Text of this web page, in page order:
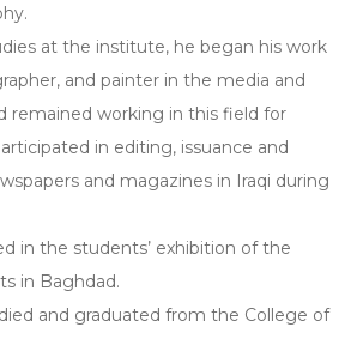
at the institute, he began his work
and painter in the media and
remained working in this field for
in editing, issuance and
and magazines in Iraqi during
in the students’ exhibition of the
in Baghdad.
and graduated from the College of